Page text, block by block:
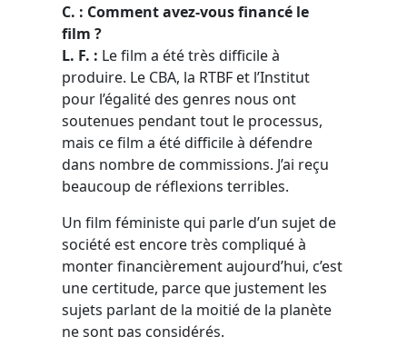
C. : Comment avez-vous financé le
film ?
L. F. : Le film a été très difficile à
produire. Le CBA, la RTBF et l’Institut
pour l’égalité des genres nous ont
soutenues pendant tout le processus,
mais ce film a été difficile à défendre
dans nombre de commissions. J’ai reçu
beaucoup de réflexions terribles.
Un film féministe qui parle d’un sujet de
société est encore très compliqué à
monter financièrement aujourd’hui, c’est
une certitude, parce que justement les
sujets parlant de la moitié de la planète
ne sont pas considérés.